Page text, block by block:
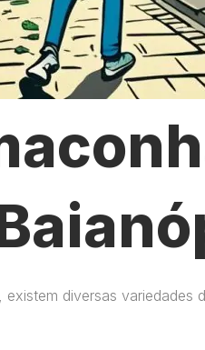
diversas variedades